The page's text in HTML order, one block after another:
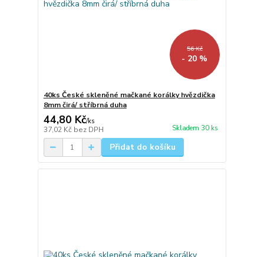
56 Kč
- 20 %
40ks České skleněné mačkané korálky hvězdička
8mm čirá/ stříbrná duha
44,80 Kč/ks
37,02 Kč bez DPH Skladem 30 ks
Přidat do košíku